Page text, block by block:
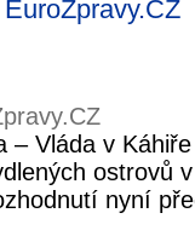
– Vláda v
ostrovů
nyní